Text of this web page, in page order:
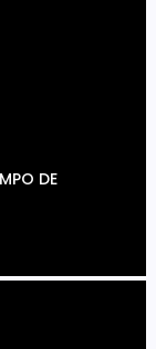
DE